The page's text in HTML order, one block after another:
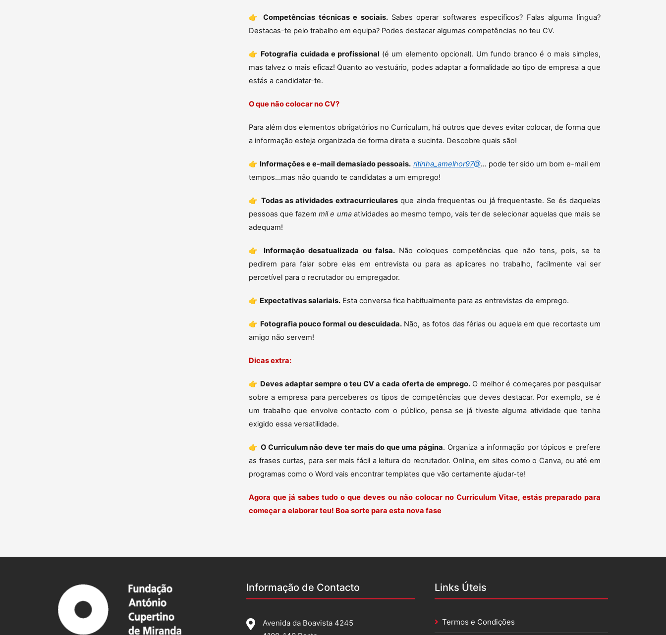
👉Competências técnicas e sociais. Sabes operar softwares específicos? Falas alguma língua?
Destacas-te pelo trabalho em equipa? Podes destacar algumas competências no teu CV.
👉 Fotografia cuidada e profissional (é um elemento opcional). Um fundo branco é o mais simples,
mas talvez o mais eficaz! Quanto ao vestuário, podes adaptar a formalidade ao tipo de empresa a que
estás a candidatar-te.
O que não colocar no CV?
Para além dos elementos obrigatórios no Curriculum, há outros que deves evitar colocar, de forma que
a informação esteja organizada de forma direta e sucinta. Descobre quais são!
👉 Informações e e-mail demasiado pessoais. ritinha_amelhor97@... pode ter sido um bom e-mail em
tempos…mas não quando te candidatas a um emprego!
👉 Todas as atividades extracurricularesque ainda frequentas ou já frequentaste. Se és daquelas
pessoas que fazemmil e umaatividades ao mesmo tempo, vais ter de selecionar aquelas que mais se
adequam!
👉 Informação desatualizada ou falsa.Não coloques competências que não tens, pois, se te
pedirem para falar sobre elas em entrevista ou para as aplicares no trabalho, facilmente vai ser
percetível para o recrutador ou empregador.
👉 Expectativas salariais. Esta conversa fica habitualmente para as entrevistas de emprego.
👉 Fotografia pouco formal ou descuidada. Não, as fotos das férias ou aquela em que recortaste um
amigo não servem!
Dicas extra:
👉 Deves adaptar sempre o teu CV a cada oferta de emprego.O melhor é começares por pesquisar
sobre a empresa para perceberes os tipos de competências que deves destacar. Por exemplo, se é
um trabalho que envolve contacto com o público, pensa se já tiveste alguma atividade que tenha
exigido essa versatilidade.
👉 O Curriculum não deve ter mais do que uma página. Organiza a informação por tópicos e prefere
as frases curtas, para ser mais fácil a leitura do recrutador. Online, em sites como o Canva, ou até em
programas como o Word vais encontrar templates que vão certamente ajudar-te!
Agora que já sabes tudo o que deves ou não colocar no Curriculum Vitae, estás preparado para
começar a elaborar teu! Boa sorte para esta nova fase
Informação de Contacto
Avenida da Boavista 4245
Links Úteis
Termos e Condições